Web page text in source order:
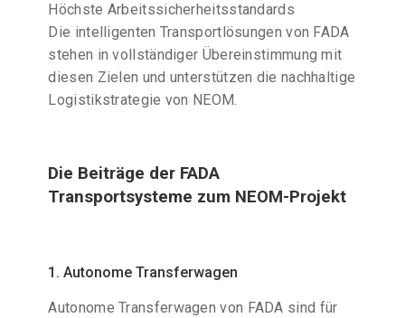
Höchste Arbeitssicherheitsstandards
Die intelligenten Transportlösungen von FADA
stehen in vollständiger Übereinstimmung mit
diesen Zielen und unterstützen die nachhaltige
Logistikstrategie von NEOM.
Die Beiträge der FADA
Transportsysteme zum NEOM-Projekt
1. Autonome Transferwagen
Autonome Transferwagen von FADA sind für